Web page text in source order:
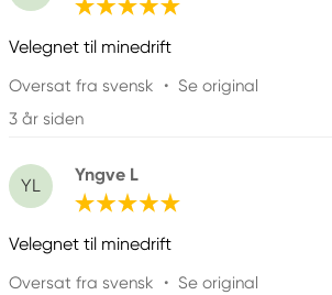
Velegnet til minedrift
Oversat fra svensk • Se original
3 år siden
YL
Yngve L
Velegnet til minedrift
Oversat fra svensk • Se original